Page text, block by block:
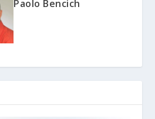
Paolo Bencich